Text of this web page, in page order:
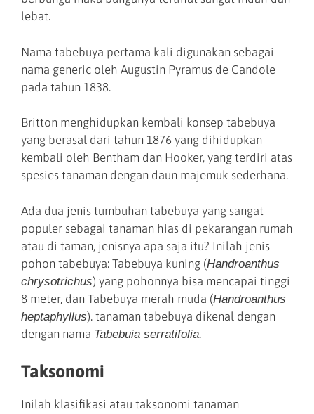
lebat.
Nama tabebuya pertama kali digunakan sebagai
nama generic oleh Augustin Pyramus de Candole
pada tahun 1838.
Britton menghidupkan kembali konsep tabebuya
yang berasal dari tahun 1876 yang dihidupkan
kembali oleh Bentham dan Hooker, yang terdiri atas
spesies tanaman dengan daun majemuk sederhana.
Ada dua jenis tumbuhan tabebuya yang sangat
populer sebagai tanaman hias di pekarangan rumah
atau di taman, jenisnya apa saja itu? Inilah jenis
pohon tabebuya: Tabebuya kuning (Handroanthus
chrysotrichus) yang pohonnya bisa mencapai tinggi
8 meter, dan Tabebuya merah muda (Handroanthus
heptaphyllus). tanaman tabebuya dikenal dengan
dengan nama Tabebuia serratifolia.
Taksonomi
Inilah klasifikasi atau taksonomi tanaman